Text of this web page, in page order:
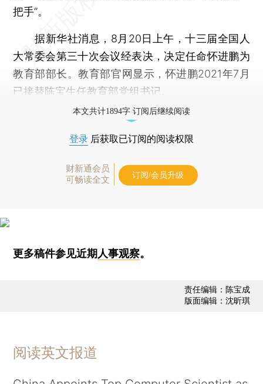
把手”。
据新华社消息，8月20日上午，十三届全国人
大常委会第三十次会议经表决，决定任命怀进鹏为
教育部部长。教育部官网显示，怀进鹏2021年7月
已接替陈宝生任教育部党组书记。
本文共计1894字 订阅后继续阅读
登录 后获取已订阅的阅读权限
财新通会员
可畅读全文
订阅/会员升级
更多稿件参见近期 人事观察。
责任编辑：陈宝成
版面编辑：沈昕琪
阅读英文报道